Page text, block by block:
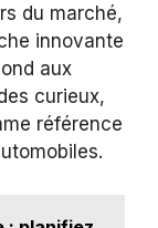
du marché,
innovante
aux
curieux,
référence